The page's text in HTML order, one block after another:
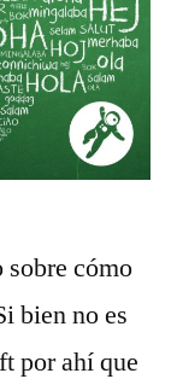
sobre cómo
bien no es
por ahí que